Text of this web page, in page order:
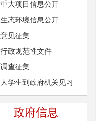
重大项目信息公开
生态环境信息公开
意见征集
行政规范性文件
调查征集
大学生到政府机关见习
政府信息